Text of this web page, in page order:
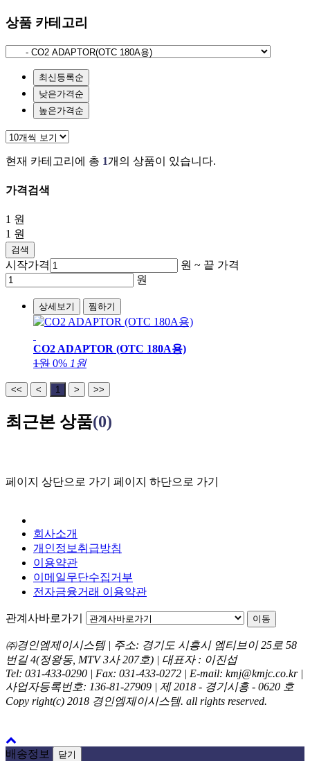
상품 카테고리
최신등록순
낮은가격순
높은가격순
현재 카테고리에 총 1개의 상품이 있습니다.
가격검색
1 원
1 원
검색
시작가격 원 ~ 끝 가격
원
상세보기 찜하기
CO2 ADAPTOR (OTC 180A용)
1원 0% 1원
<< < 1 > >>
최근본 상품(0)
페이지 상단으로 가기 페이지 하단으로 가기
회사소개
개인정보취급방침
이용약관
이메일무단수집거부
전자금융거래 이용약관
관계사바로가기 이동
㈜경인엠제이시스템 | 주소: 경기도 시흥시 엠티브이 25로 58
번길 4(정왕동, MTV 3사 207호) | 대표자 : 이진섭
Tel: 031-433-0290 | Fax: 031-433-0272 | E-mail: kmj@kmjc.co.kr |
사업자등록번호: 136-81-27909 | 제 2018 - 경기시흥 - 0620 호
Copy right(c) 2018 경인엠제이시스템. all rights reserved.
배송정보 닫기